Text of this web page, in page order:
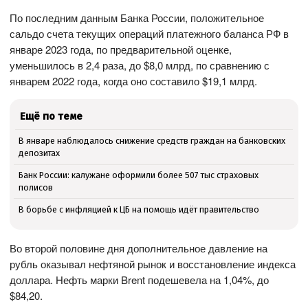
По последним данным Банка России, положительное
сальдо счета текущих операций платежного баланса РФ в
январе 2023 года, по предварительной оценке,
уменьшилось в 2,4 раза, до $8,0 млрд, по сравнению с
январем 2022 года, когда оно составило $19,1 млрд.
Ещё по теме
В январе наблюдалось снижение средств граждан на банковских
депозитах
Банк России: калужане оформили более 507 тыс страховых
полисов
В борьбе с инфляцией к ЦБ на помощь идёт правительство
Во второй половине дня дополнительное давление на
рубль оказывал нефтяной рынок и восстановление индекса
доллара. Нефть марки Brent подешевела на 1,04%, до
$84,20.